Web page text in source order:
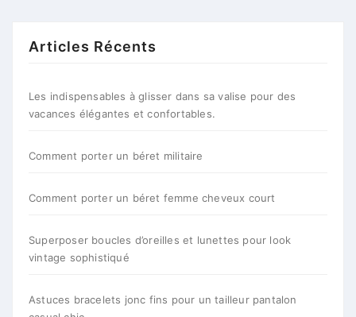
Articles Récents
Les indispensables à glisser dans sa valise pour des
vacances élégantes et confortables.
Comment porter un béret militaire
Comment porter un béret femme cheveux court
Superposer boucles d’oreilles et lunettes pour look
vintage sophistiqué
Astuces bracelets jonc fins pour un tailleur pantalon